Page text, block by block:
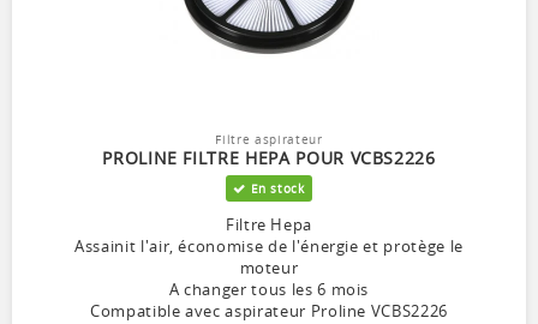
Filtre aspirateur
PROLINE FILTRE HEPA POUR VCBS2226
En stock
Filtre Hepa
Assainit l'air, économise de l'énergie et protège le
moteur
A changer tous les 6 mois
Compatible avec aspirateur Proline VCBS2226